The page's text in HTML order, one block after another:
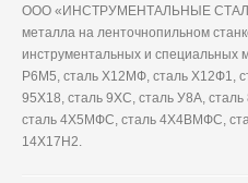
ООО «ИНСТРУМЕНТАЛЬНЫЕ
металла на ленточнопильном
инструментальных и специальных
Р6М5, сталь Х12МФ, сталь Х12Ф1,
95Х18, сталь 9ХС, сталь У8А,
сталь 4Х5МФС, сталь 4Х4ВМФС,
14Х17Н2.